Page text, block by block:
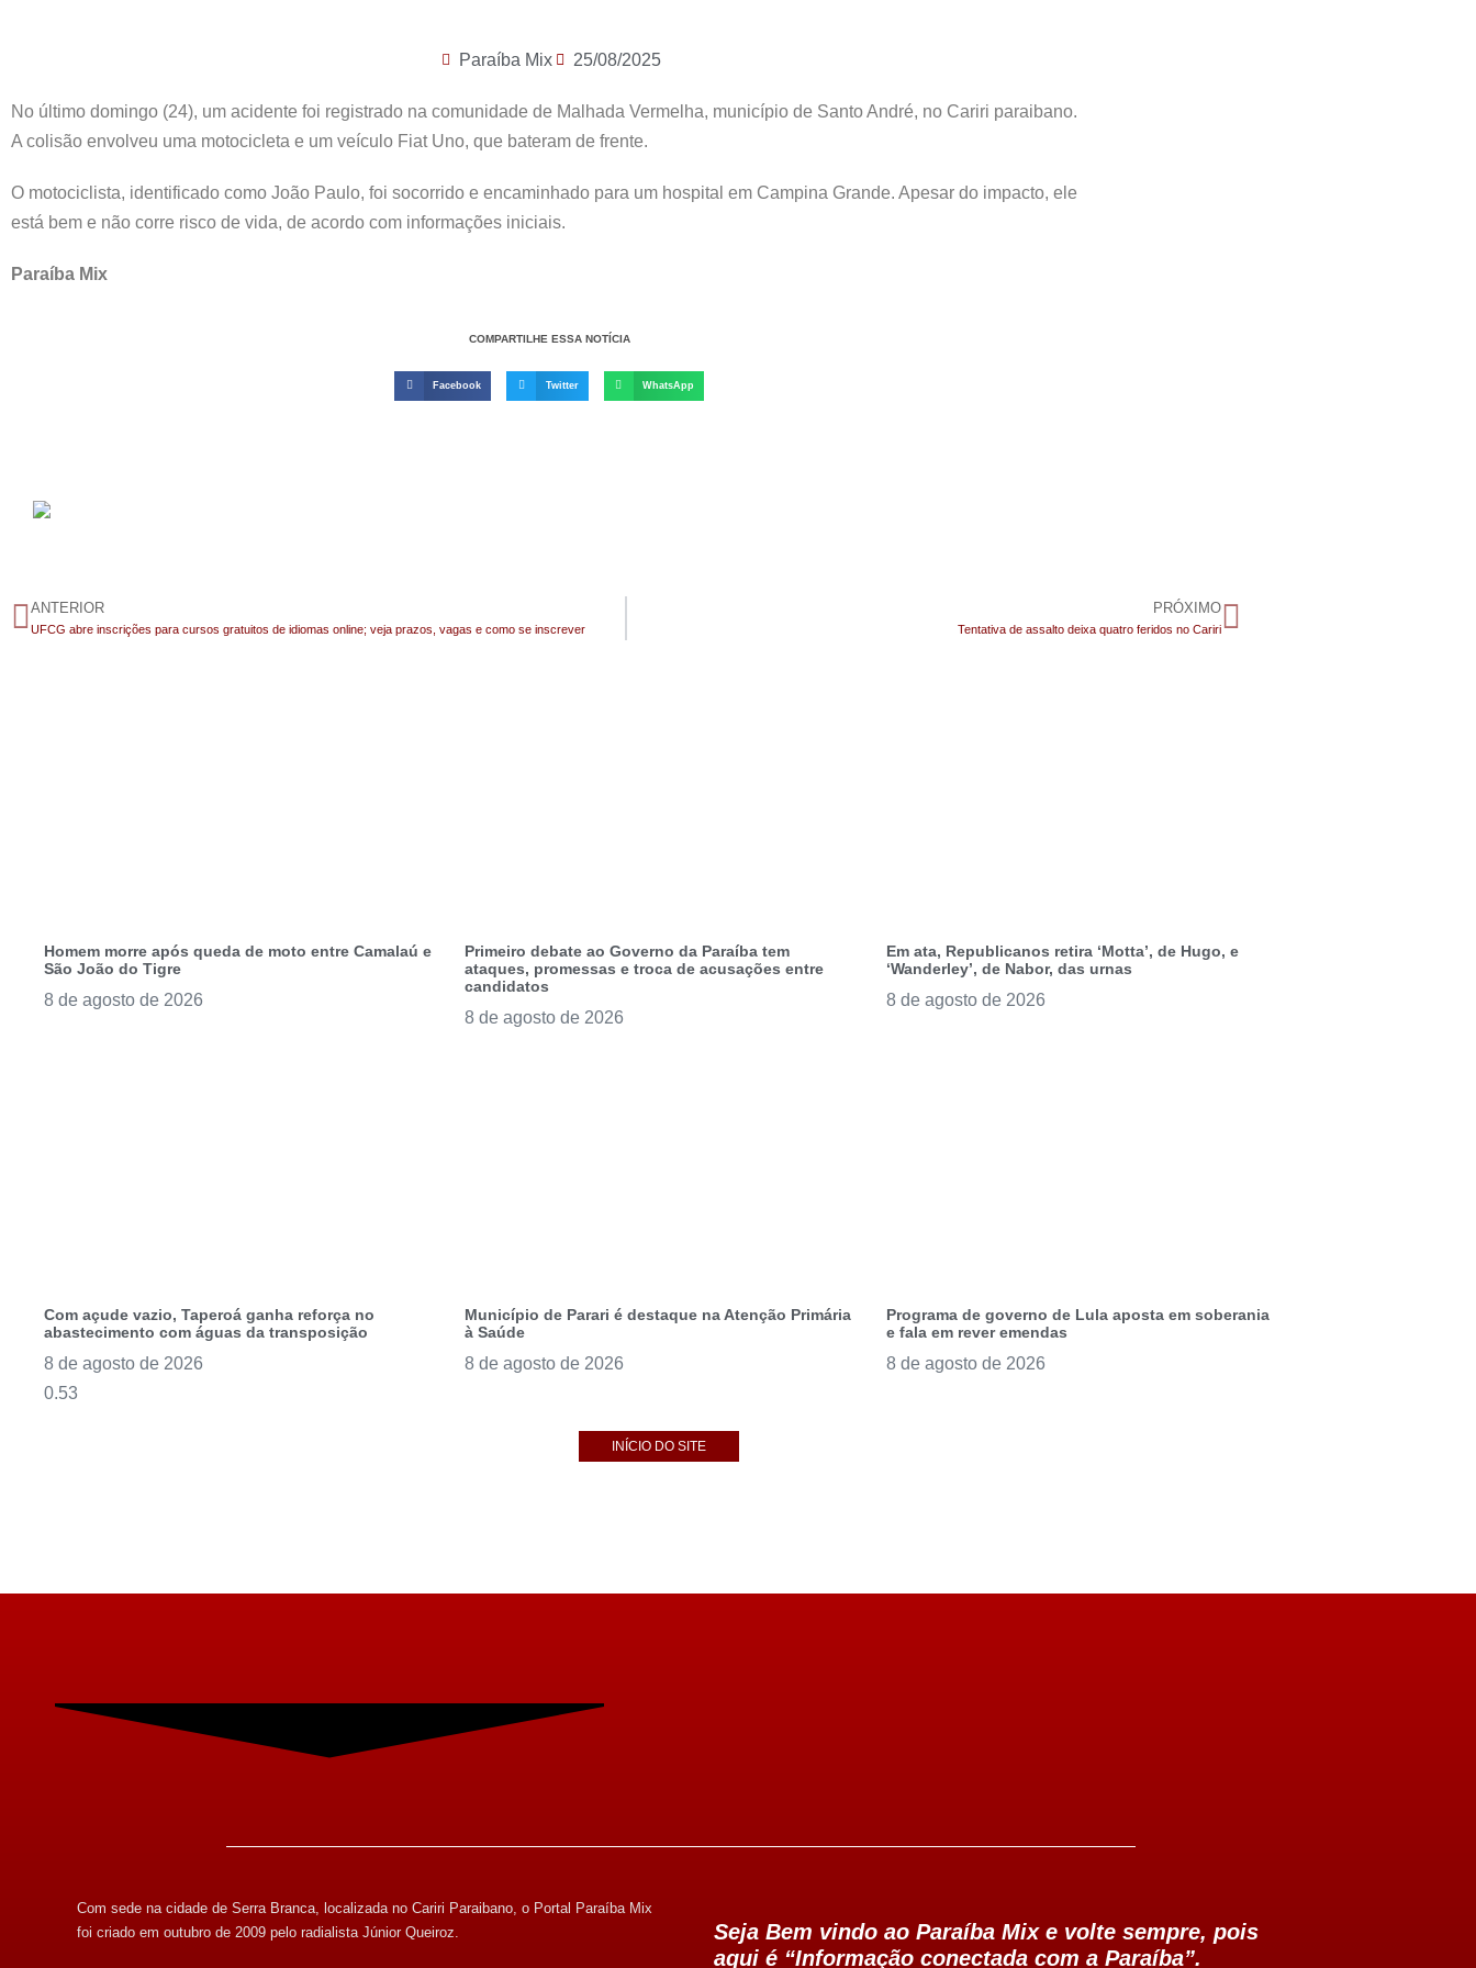
Paraíba Mix 25/08/2025
No último domingo (24), um acidente foi registrado na comunidade de Malhada Vermelha, município de Santo André, no Cariri paraibano.
A colisão envolveu uma motocicleta e um veículo Fiat Uno, que bateram de frente.
O motociclista, identificado como João Paulo, foi socorrido e encaminhado para um hospital em Campina Grande. Apesar do impacto, ele
está bem e não corre risco de vida, de acordo com informações iniciais.
Paraíba Mix
COMPARTILHE ESSA NOTÍCIA
Facebook Twitter WhatsApp
ANTERIOR
UFCG abre inscrições para cursos gratuitos de idiomas online; veja prazos, vagas e como se inscrever
PRÓXIMO
Tentativa de assalto deixa quatro feridos no Cariri
Homem morre após queda de moto entre Camalaú e
São João do Tigre
8 de agosto de 2026
Primeiro debate ao Governo da Paraíba tem
ataques, promessas e troca de acusações entre
candidatos
8 de agosto de 2026
Em ata, Republicanos retira ‘Motta’, de Hugo, e
‘Wanderley’, de Nabor, das urnas
8 de agosto de 2026
Com açude vazio, Taperoá ganha reforça no
abastecimento com águas da transposição
8 de agosto de 2026
Município de Parari é destaque na Atenção Primária
à Saúde
8 de agosto de 2026
Programa de governo de Lula aposta em soberania
e fala em rever emendas
8 de agosto de 2026
INÍCIO DO SITE
Com sede na cidade de Serra Branca, localizada no Cariri Paraibano, o Portal Paraíba Mix
foi criado em outubro de 2009 pelo radialista Júnior Queiroz.
Seja Bem vindo ao Paraíba Mix e volte sempre, pois
aqui é “Informação conectada com a Paraíba”.